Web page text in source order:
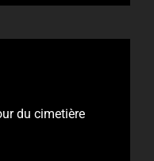
du cimetière